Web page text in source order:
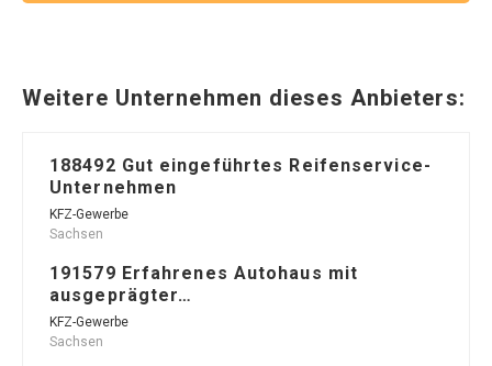
Weitere Unternehmen dieses Anbieters:
188492 Gut eingeführtes Reifenservice-
Unternehmen
KFZ-Gewerbe
Sachsen
191579 Erfahrenes Autohaus mit
ausgeprägter…
KFZ-Gewerbe
Sachsen